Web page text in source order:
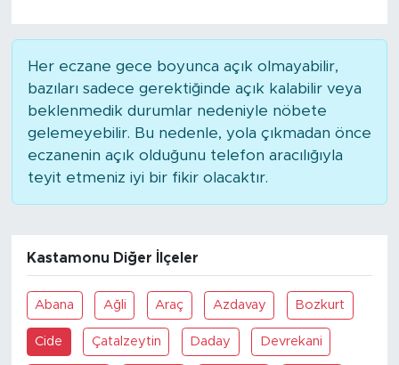
Her eczane gece boyunca açık olmayabilir,
bazıları sadece gerektiğinde açık kalabilir veya
beklenmedik durumlar nedeniyle nöbete
gelemeyebilir. Bu nedenle, yola çıkmadan önce
eczanenin açık olduğunu telefon aracılığıyla
teyit etmeniz iyi bir fikir olacaktır.
Kastamonu Diğer İlçeler
Abana Ağli Araç Azdavay Bozkurt
Cide Çatalzeytin Daday Devrekani
Hava Durumu
Tavz Der
Bingöl Kaza Haberleri